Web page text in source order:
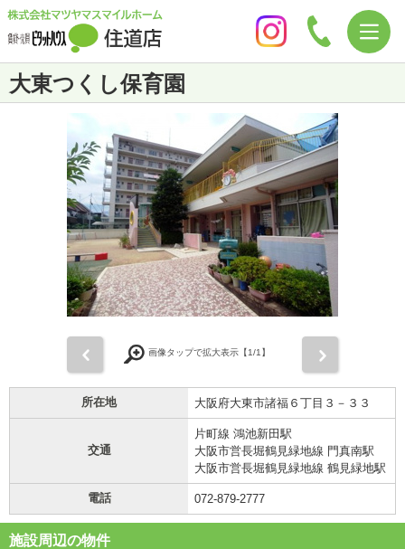
大東つくし保育園
画像タップで拡大表示【1/1】
所在地 大阪府大東市諸福６丁目３－３３
交通
片町線 鴻池新田駅
大阪市営長堀鶴見緑地線 門真南駅
大阪市営長堀鶴見緑地線 鶴見緑地駅
電話 072-879-2777
施設周辺の物件